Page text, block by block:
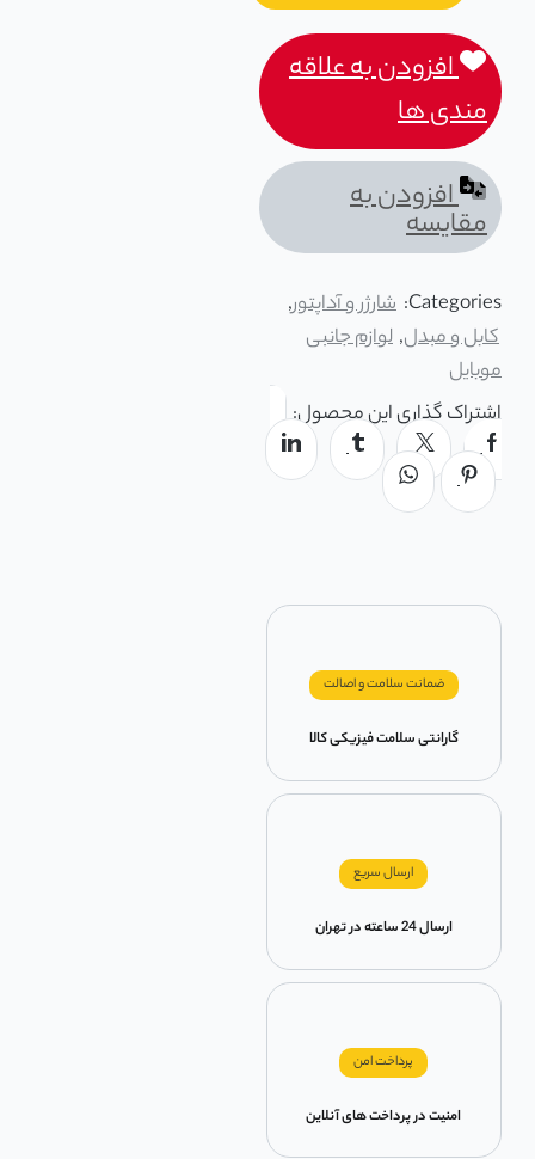
افزودن به علاقه
مندی ها
افزودن به
مقایسه
Categories: شارژر و آداپتور,
کابل و مبدل, لوازم جانبی
موبایل
اشتراک گذاری این محصول:
ضمانت سلامت و اصالت
گارانتی سلامت فیزیکی کالا
ارسال سریع
ارسال 24 ساعته در تهران
پرداخت امن
امنیت در پرداخت های آنلاین